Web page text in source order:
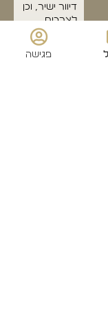
פגישה
דיוור ישיר, וכן
לצרכים
סטטיסטיים.
אני מודע/ת
שאוכל לבטל